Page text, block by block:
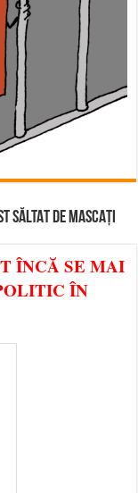
SĂLTAT DE MASCAȚI
ÎNCĂ SE MAI
ÎN